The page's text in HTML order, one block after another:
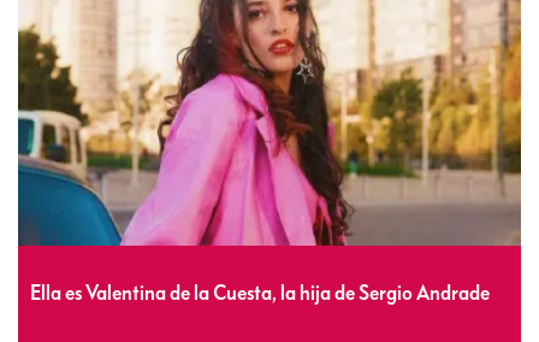
Ella es Valentina de la Cuesta, la hija de Sergio Andrade